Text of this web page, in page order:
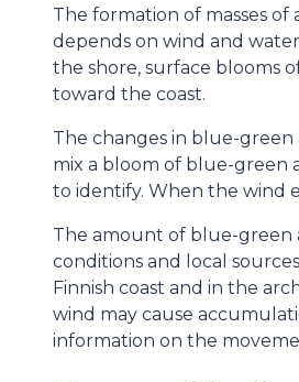
The formation of masses
depends on wind and
the shore, surface blooms
toward the coast.
The changes in blue-green
mix a bloom of blue-green
to identify. When the wind
The amount of blue-green
conditions and local
Finnish coast and in the
wind may cause
information on the